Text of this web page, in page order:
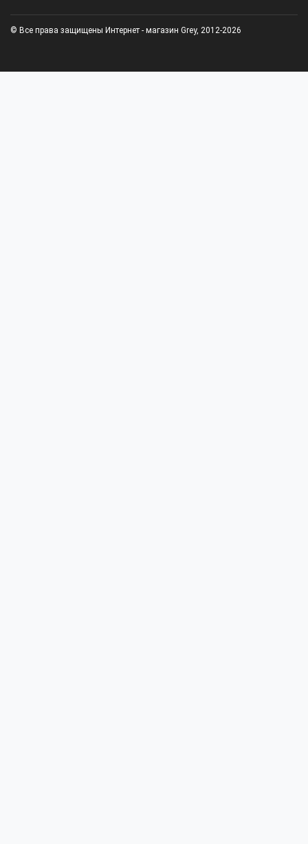
© Все права защищены Интернет - магазин Grey, 2012-2026